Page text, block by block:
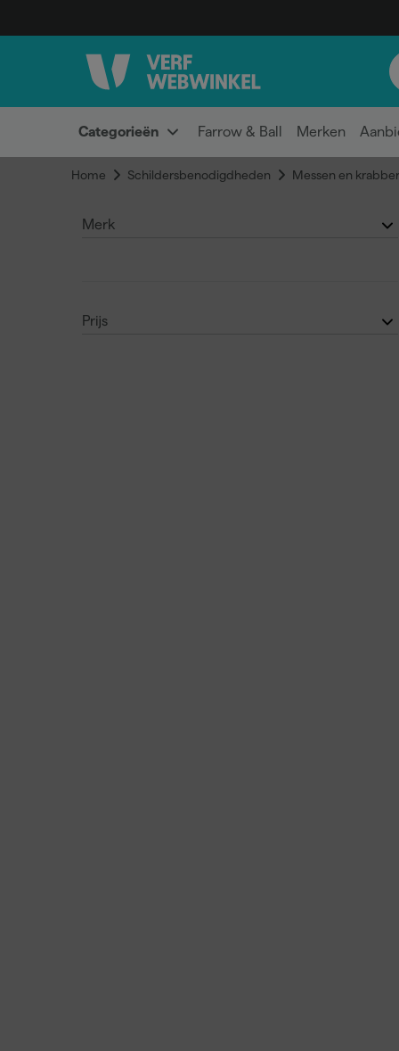
Categorieën Farrow & Ball Merken
Home Schildersbenodigdheden Messen en
Merk
Prijs